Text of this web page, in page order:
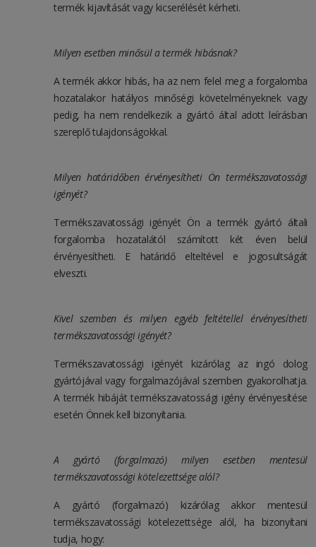
termék kijavítását vagy kicserélését kérheti.
Milyen esetben minősül a termék hibásnak?
A termék akkor hibás, ha az nem felel meg a forgalomba
hozatalakor hatályos minőségi követelményeknek vagy
pedig, ha nem rendelkezik a gyártó által adott leírásban
szereplő tulajdonságokkal.
Milyen határidőben érvényesítheti Ön termékszavatossági
igényét?
Termékszavatossági igényét Ön a termék gyártó általi
forgalomba hozatalától számított két éven belül
érvényesítheti. E határidő elteltével e jogosultságát
elveszti.
Kivel szemben és milyen egyéb feltétellel érvényesítheti
termékszavatossági igényét?
Termékszavatossági igényét kizárólag az ingó dolog
gyártójával vagy forgalmazójával szemben gyakorolhatja.
A termék hibáját termékszavatossági igény érvényesítése
esetén Önnek kell bizonyítania.
A gyártó (forgalmazó) milyen esetben mentesül
termékszavatossági kötelezettsége alól?
A gyártó (forgalmazó) kizárólag akkor mentesül
termékszavatossági kötelezettsége alól, ha bizonyítani
tudja, hogy: